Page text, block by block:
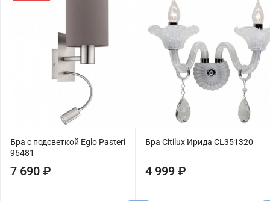
Бра с подсветкой Eglo Pasteri
96481
7 690 ₽
Бра Citilux Ирида CL351320
4 999 ₽